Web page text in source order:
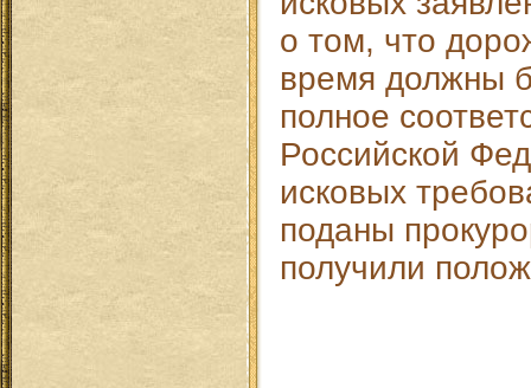
о том, что
время должны
полное
Российской
исковых
поданы
получили